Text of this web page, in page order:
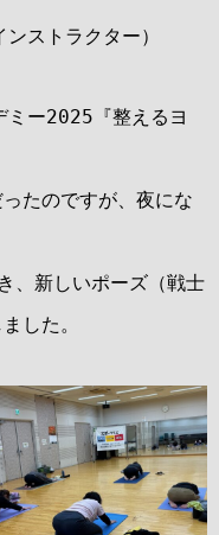
トラクター）
ミー2025『整えるヨ
たのですが、夜にな
、新しいポーズ（戦士
した。